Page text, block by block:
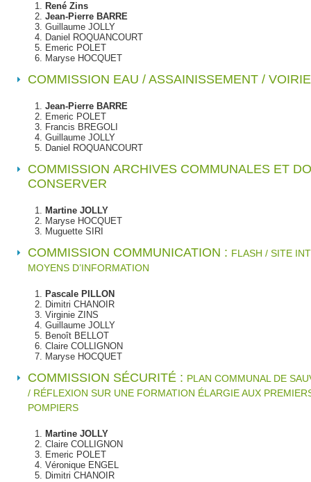
René Zins
Jean-Pierre BARRE
Guillaume JOLLY
Daniel ROQUANCOURT
Emeric POLET
Maryse HOCQUET
COMMISSION EAU / ASSAINISSEMENT /
Jean-Pierre BARRE
Emeric POLET
Francis BREGOLI
Guillaume JOLLY
Daniel ROQUANCOURT
COMMISSION ARCHIVES COMMUNALES ET
CONSERVER
Martine JOLLY
Maryse HOCQUET
Muguette SIRI
COMMISSION COMMUNICATION : FLASH / SITE
MOYENS D’INFORMATION
Pascale PILLON
Dimitri CHANOIR
Virginie ZINS
Guillaume JOLLY
Benoît BELLOT
Claire COLLIGNON
Maryse HOCQUET
COMMISSION SÉCURITÉ : PLAN COMMUNAL DE
/ RÉFLEXION SUR UNE FORMATION ÉLARGIE AUX
POMPIERS
Martine JOLLY
Claire COLLIGNON
Emeric POLET
Véronique ENGEL
Dimitri CHANOIR